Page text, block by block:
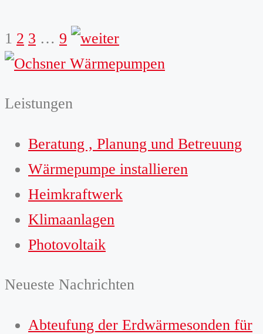
1 2 3 … 9 weiter
Leistungen
Beratung , Planung und Betreuung
Wärmepumpe installieren
Heimkraftwerk
Klimaanlagen
Photovoltaik
Neueste Nachrichten
Abteufung der Erdwärmesonden für